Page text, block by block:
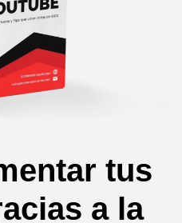
tus
a la